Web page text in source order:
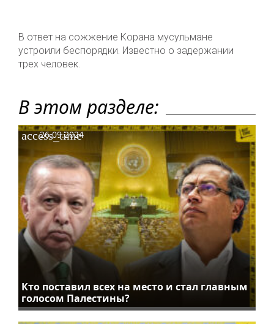
В ответ на сожжение Корана мусульмане
устроили беспорядки. Известно о задержании
трех человек.
В этом разделе:
Кто поставил всех на место и стал главным
голосом Палестины?
access_time
26.09.2024